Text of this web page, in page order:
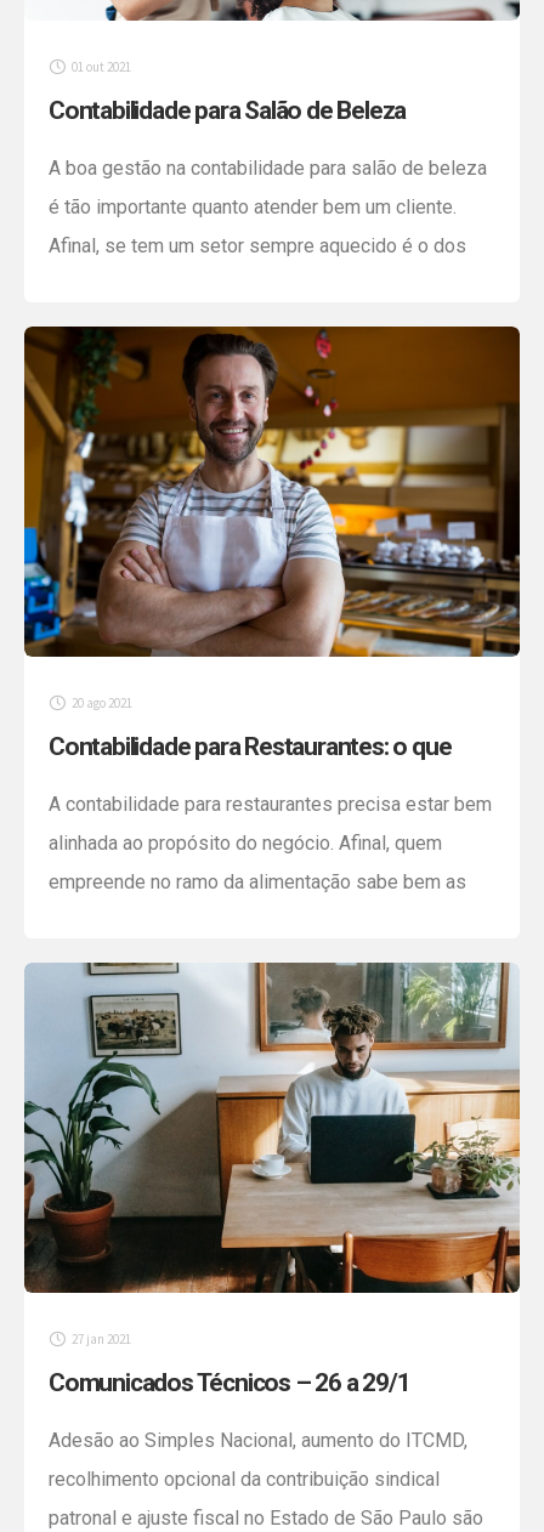
01 out 2021
Contabilidade para Salão de Beleza
A boa gestão na contabilidade para salão de beleza
é tão importante quanto atender bem um cliente.
Afinal, se tem um setor sempre aquecido é o dos
empreender e ter sucesso na área, a sugestão é
fazer um bom planejamento financeiro, contábil e
fiscal. Um […]
20 ago 2021
Contabilidade para Restaurantes: o que
A contabilidade para restaurantes precisa estar bem
alinhada ao propósito do negócio. Afinal, quem
empreende no ramo da alimentação sabe bem as
em perfeito estado. Custos dos alimentos, estoque,
salário dos funcionários, aluguel do espaço,
seguros, impostos, entre tantas outras despesas
que interferem diretamente na contabilidade […]
27 jan 2021
Comunicados Técnicos – 26 a 29/1
Adesão ao Simples Nacional, aumento do ITCMD,
recolhimento opcional da contribuição sindical
patronal e ajuste fiscal no Estado de São Paulo são